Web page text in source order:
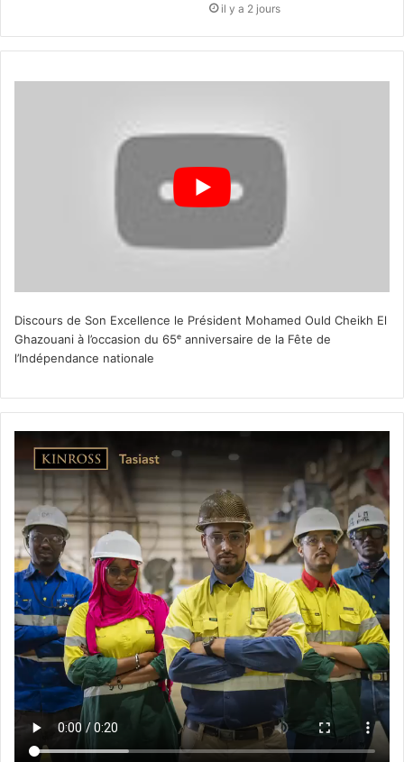
il y a 2 jours
Discours de Son Excellence le Président Mohamed Ould Cheikh El
Ghazouani à l’occasion du 65ᵉ anniversaire de la Fête de
l’Indépendance nationale